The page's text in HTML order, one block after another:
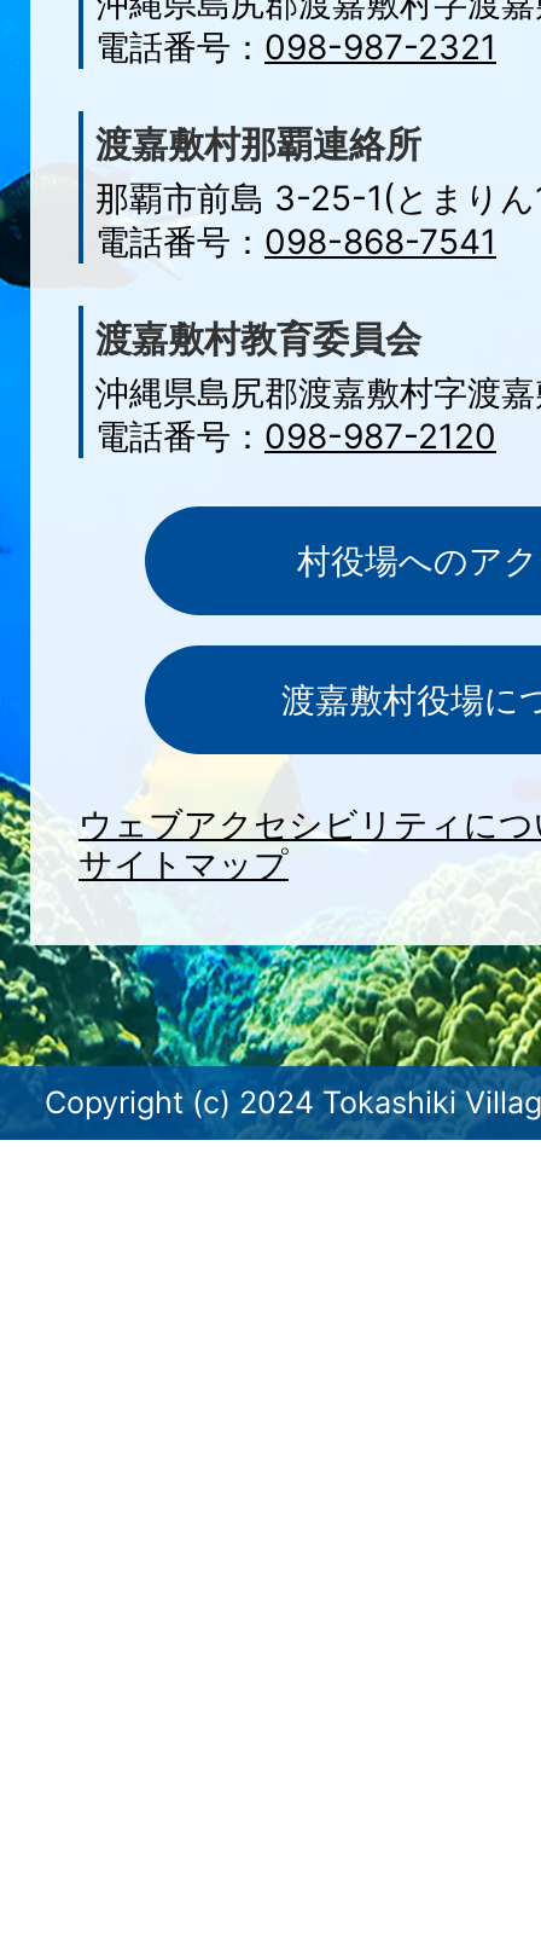
電話番号： 098-987-2321
渡嘉敷村那覇連絡所
那覇市前島 3-25-1(とまりん
電話番号： 098-868-7541
渡嘉敷村教育委員会
沖縄県島尻郡渡嘉敷村字渡
電話番号： 098-987-2120
村役場へのア
渡嘉敷村役場に
ウェブアクセシビリティに
サイトマップ
Copyright (c) 2024 Tokashiki